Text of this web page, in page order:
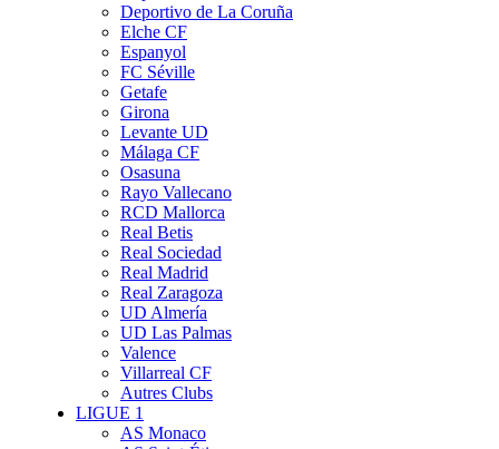
Deportivo de La Coruña
Elche CF
Espanyol
FC Séville
Getafe
Girona
Levante UD
Málaga CF
Osasuna
Rayo Vallecano
RCD Mallorca
Real Betis
Real Sociedad
Real Madrid
Real Zaragoza
UD Almería
UD Las Palmas
Valence
Villarreal CF
Autres Clubs
LIGUE 1
AS Monaco